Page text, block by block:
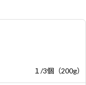
１/3個（200g）